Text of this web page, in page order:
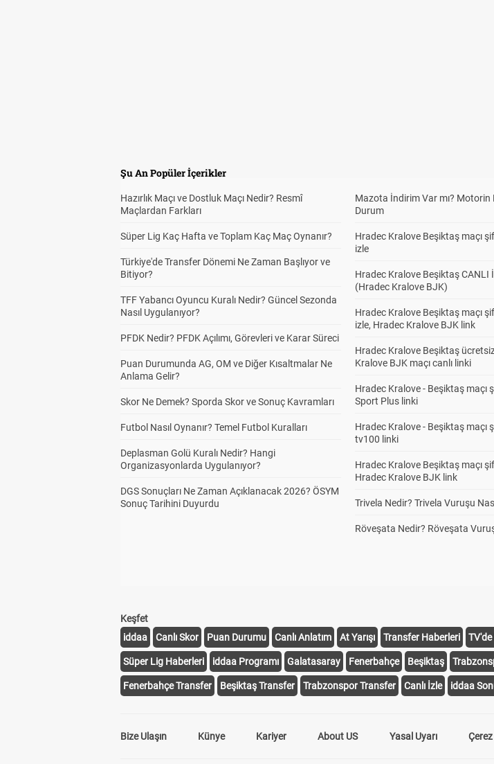
Şu An Popüler İçerikler
Hazırlık Maçı ve Dostluk Maçı Nedir? Resmî
Maçlardan Farkları
Süper Lig Kaç Hafta ve Toplam Kaç Maç Oynanır?
Türkiye'de Transfer Dönemi Ne Zaman Başlıyor ve
Bitiyor?
TFF Yabancı Oyuncu Kuralı Nedir? Güncel Sezonda
Nasıl Uygulanıyor?
PFDK Nedir? PFDK Açılımı, Görevleri ve Karar Süreci
Puan Durumunda AG, OM ve Diğer Kısaltmalar Ne
Anlama Gelir?
Skor Ne Demek? Sporda Skor ve Sonuç Kavramları
Futbol Nasıl Oynanır? Temel Futbol Kuralları
Deplasman Golü Kuralı Nedir? Hangi
Organizasyonlarda Uygulanıyor?
DGS Sonuçları Ne Zaman Açıklanacak 2026? ÖSYM
Sonuç Tarihini Duyurdu
Mazota İndirim Var mı? Motorin
Durum
Hradec Kralove Beşiktaş maçı
izle
Hradec Kralove Beşiktaş CANLI
(Hradec Kralove BJK)
Hradec Kralove Beşiktaş maçı
izle, Hradec Kralove BJK link
Hradec Kralove Beşiktaş
Kralove BJK maçı canlı linki
Hradec Kralove - Beşiktaş maçı
Sport Plus linki
Hradec Kralove - Beşiktaş maçı
tv100 linki
Hradec Kralove Beşiktaş maçı
Hradec Kralove BJK link
Trivela Nedir? Trivela Vuruşu
Röveşata Nedir? Röveşata
Keşfet
iddaa
Canlı Skor Puan Durumu Canlı Anlatım At Yarışı Transfer Haberleri
Süper Lig Haberleri iddaa Programı Galatasaray Fenerbahçe Beşiktaş
Fenerbahçe Transfer Beşiktaş Transfer Trabzonspor Transfer Canlı İzle iddaa
Bize Ulaşın Künye Kariyer About US Yasal Uyarı